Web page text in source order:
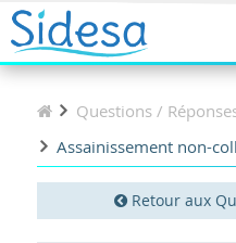
Questions /
Assainissement non-
Retour aux